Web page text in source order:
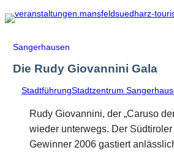
Zum
Inhalt
Sangerhausen
Die Rudy Giovannini Gala
StadtführungStadtzentrum
Rudy Giovannini, der „Caruso
wieder unterwegs. Der
Gewinner 2006 gastiert